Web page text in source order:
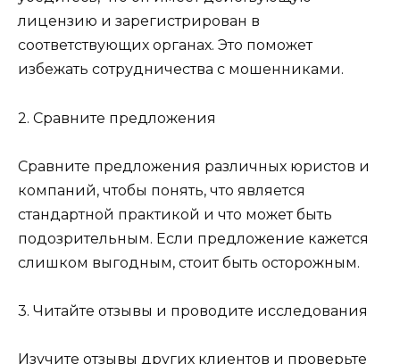
лицензию и зарегистрирован в
соответствующих органах. Это поможет
избежать сотрудничества с мошенниками.
2. Сравните предложения
Сравните предложения различных юристов и
компаний, чтобы понять, что является
стандартной практикой и что может быть
подозрительным. Если предложение кажется
слишком выгодным, стоит быть осторожным.
3. Читайте отзывы и проводите исследования
Изучите отзывы других клиентов и проверьте